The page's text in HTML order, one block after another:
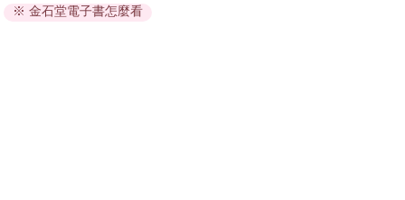
因版權保護，您在金石堂所購買的電子書僅能以金石堂專屬
※ 金石堂電子書怎麼看